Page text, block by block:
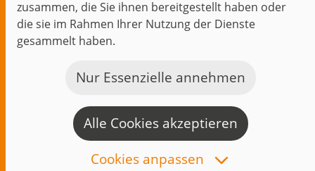
zusammen, die Sie ihnen bereitgestellt haben oder
die sie im Rahmen Ihrer Nutzung der Dienste
gesammelt haben.
Cookies anpassen
Nur Essenzielle annehmen
Alle Cookies akzeptieren
jambit auf instagramjambit auf kununujambit auf linkedin
© 1999–2026 jambit GmbH. Alle Rechte vorbehalten.